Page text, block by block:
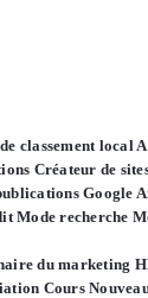
classement local
Créateur de
Google
Mode recherche
du marketing
Cours